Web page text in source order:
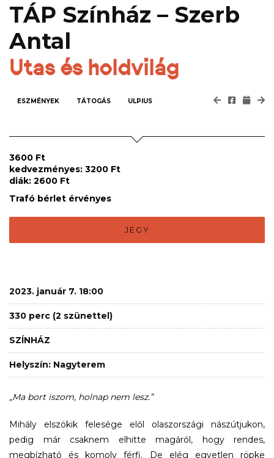
TÁP Színház – Szerb
Antal
Utas és holdvilág
ESZMÉNYEK TÁTOGÁS ULPIUS
3600 Ft
kedvezményes: 3200 Ft
diák: 2600 Ft
Trafó bérlet érvényes
JEGY
2023. január 7. 18:00
330 perc (2 szünettel)
SZÍNHÁZ
Helyszín: Nagyterem
„Ma bort iszom, holnap nem lesz.”
Mihály elszökik felesége elől olaszországi nászútjukon,
pedig már csaknem elhitte magáról, hogy rendes,
megbízható és komoly férfi. De elég egyetlen röpke